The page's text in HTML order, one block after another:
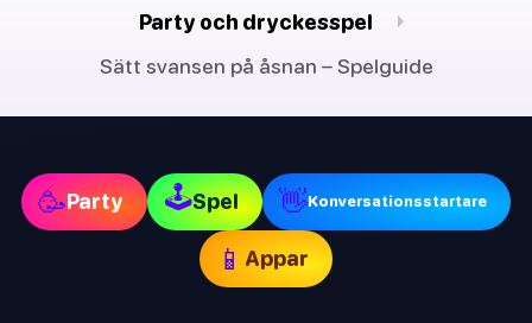
Party och dryckesspel
Sätt svansen på åsnan – Spelguide
🥳Party 🕹Spel 👋Konversationsstartare
📱 Appar